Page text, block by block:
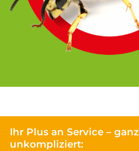
Ihr Plus an Service – ganz
unkompliziert: